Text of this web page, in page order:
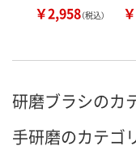
￥2,958（税込）
研磨ブラシのカ
手研磨のカテゴ